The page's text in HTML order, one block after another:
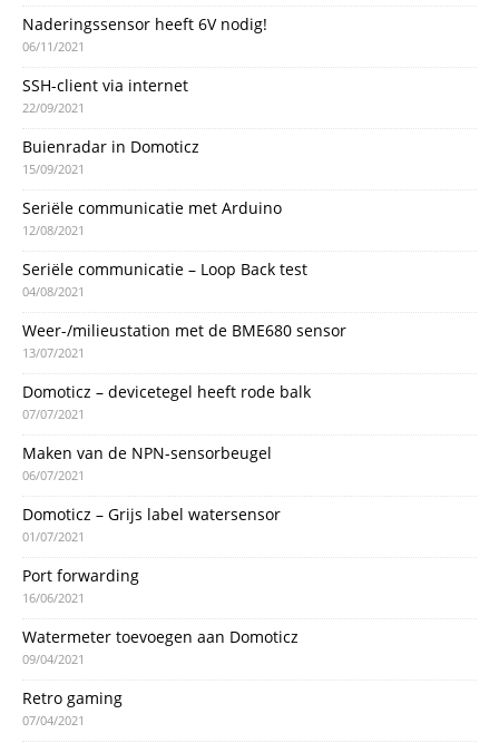
Naderingssensor heeft 6V nodig!
06/11/2021
SSH-client via internet
22/09/2021
Buienradar in Domoticz
15/09/2021
Seriële communicatie met Arduino
12/08/2021
Seriële communicatie – Loop Back test
04/08/2021
Weer-/milieustation met de BME680 sensor
13/07/2021
Domoticz – devicetegel heeft rode balk
07/07/2021
Maken van de NPN-sensorbeugel
06/07/2021
Domoticz – Grijs label watersensor
01/07/2021
Port forwarding
16/06/2021
Watermeter toevoegen aan Domoticz
09/04/2021
Retro gaming
07/04/2021